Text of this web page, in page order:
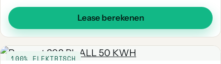
Lease berekenen
100% ELEKTRISCH